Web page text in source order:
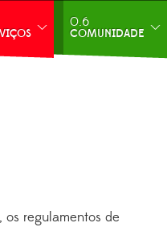
0.6
COMUNIDADE
regulamentos de